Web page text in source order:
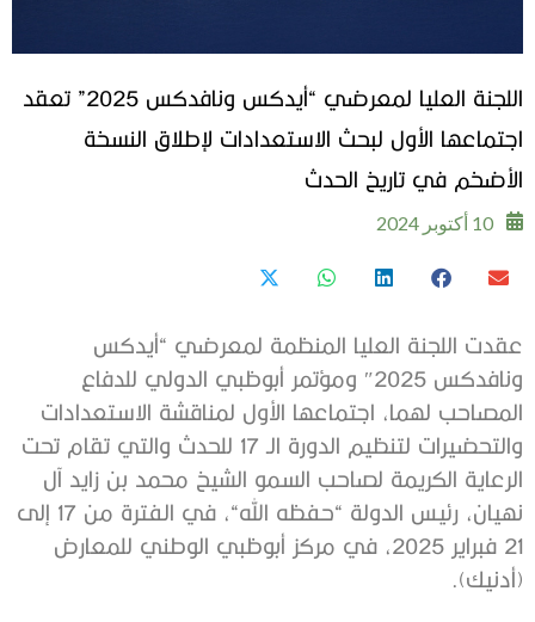
اللجنة العليا لمعرضي “أيدكس ونافدكس 2025” تعقد
اجتماعها الأول لبحث الاستعدادات لإطلاق النسخة
الأضخم في تاريخ الحدث
10 أكتوبر 2024
عقدت اللجنة العليا المنظمة لمعرضي “أيدكس
ونافدكس 2025″
ومؤتمر أبوظبي الدولي للدفاع
المصاحب لهما، اجتماعها الأول لمناقشة الاستعدادات
والتحضيرات لتنظيم الدورة الـ 17 للحدث والتي تقام تحت
الرعاية الكريمة لصاحب السمو الشيخ محمد بن زايد آل
نهيان، رئيس الدولة “حفظه الله“، في الفترة من 17 إلى
21 فبراير 2025، في مركز أبوظبي الوطني للمعارض
(أدنيك).